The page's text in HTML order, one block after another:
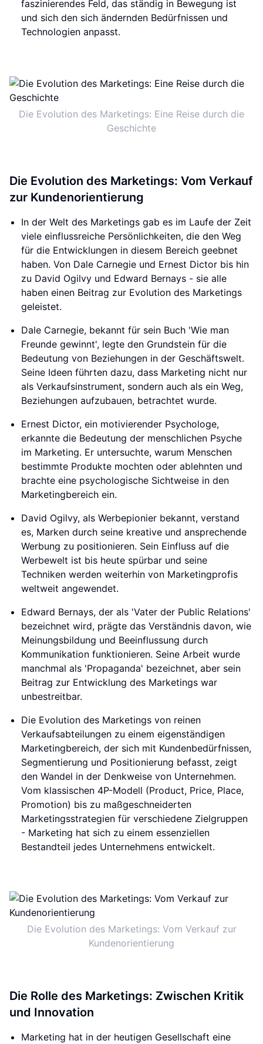
faszinierendes Feld, das ständig in Bewegung ist
und sich den sich ändernden Bedürfnissen und
Technologien anpasst.
Die Evolution des Marketings: Eine Reise durch die
Geschichte
Die Evolution des Marketings: Vom Verkauf
zur Kundenorientierung
In der Welt des Marketings gab es im Laufe der Zeit
viele einflussreiche Persönlichkeiten, die den Weg
für die Entwicklungen in diesem Bereich geebnet
haben. Von Dale Carnegie und Ernest Dictor bis hin
zu David Ogilvy und Edward Bernays - sie alle
haben einen Beitrag zur Evolution des Marketings
geleistet.
Dale Carnegie, bekannt für sein Buch 'Wie man
Freunde gewinnt', legte den Grundstein für die
Bedeutung von Beziehungen in der Geschäftswelt.
Seine Ideen führten dazu, dass Marketing nicht nur
als Verkaufsinstrument, sondern auch als ein Weg,
Beziehungen aufzubauen, betrachtet wurde.
Ernest Dictor, ein motivierender Psychologe,
erkannte die Bedeutung der menschlichen Psyche
im Marketing. Er untersuchte, warum Menschen
bestimmte Produkte mochten oder ablehnten und
brachte eine psychologische Sichtweise in den
Marketingbereich ein.
David Ogilvy, als Werbepionier bekannt, verstand
es, Marken durch seine kreative und ansprechende
Werbung zu positionieren. Sein Einfluss auf die
Werbewelt ist bis heute spürbar und seine
Techniken werden weiterhin von Marketingprofis
weltweit angewendet.
Edward Bernays, der als 'Vater der Public Relations'
bezeichnet wird, prägte das Verständnis davon, wie
Meinungsbildung und Beeinflussung durch
Kommunikation funktionieren. Seine Arbeit wurde
manchmal als 'Propaganda' bezeichnet, aber sein
Beitrag zur Entwicklung des Marketings war
unbestreitbar.
Die Evolution des Marketings von reinen
Verkaufsabteilungen zu einem eigenständigen
Marketingbereich, der sich mit Kundenbedürfnissen,
Segmentierung und Positionierung befasst, zeigt
den Wandel in der Denkweise von Unternehmen.
Vom klassischen 4P-Modell (Product, Price, Place,
Promotion) bis zu maßgeschneiderten
Marketingsstrategien für verschiedene Zielgruppen
- Marketing hat sich zu einem essenziellen
Bestandteil jedes Unternehmens entwickelt.
Die Evolution des Marketings: Vom Verkauf zur
Kundenorientierung
Die Rolle des Marketings: Zwischen Kritik
und Innovation
Marketing hat in der heutigen Gesellschaft eine